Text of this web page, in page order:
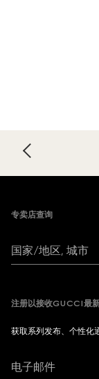
Footer
专卖店查询
国家/地区, 城市
注册以接收GUCCI最
获取系列发布、个性化
电子邮件